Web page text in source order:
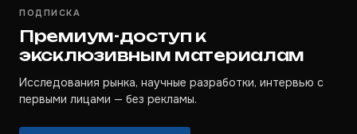
ПОДПИСКА
Премиум-доступ к
эксклюзивным материалам
Исследования рынка, научные разработки, интервью с
первыми лицами — без рекламы.